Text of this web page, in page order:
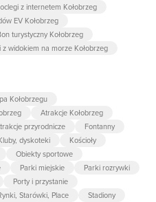
z internetem Kołobrzeg
EV Kołobrzeg
turystyczny Kołobrzeg
z widokiem na morze Kołobrzeg
Kołobrzegu
Atrakcje Kołobrzeg
przyrodnicze
Fontanny
dyskoteki
Kościoły
Obiekty sportowe
Parki miejskie
Parki rozrywki
Porty i przystanie
Starówki, Place
Stadiony